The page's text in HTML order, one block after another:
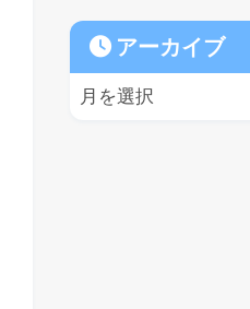
アーカイブ